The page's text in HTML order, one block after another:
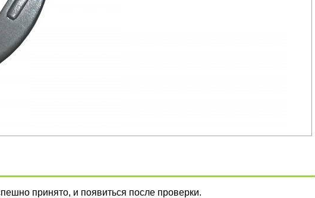
принято, и появиться после проверки.